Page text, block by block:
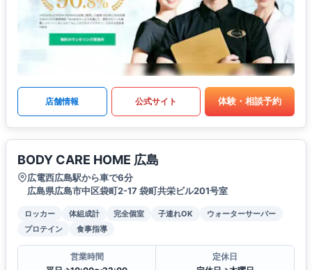
店舗情報 公式サイト 体験・相談予約
BODY CARE HOME 広島
広電西広島駅から車で6分
広島県広島市中区袋町2-17 袋町共栄ビル201号室
ロッカー 体組成計 完全個室 子連れOK
ウォーターサーバー
プロテイン
食事指導
営業時間
定休日